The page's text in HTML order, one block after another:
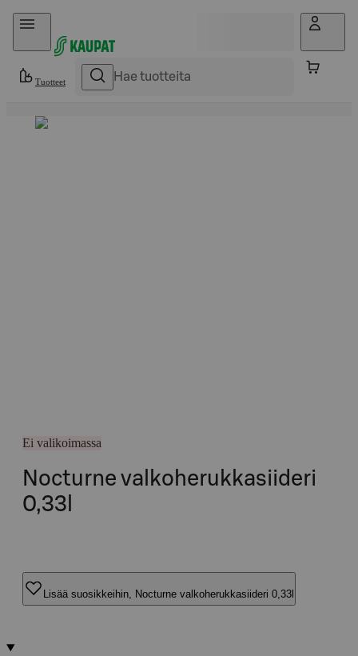
Hyppää sisältöön
Tuotteet
Ei valikoimassa
Nocturne valkoherukkasiideri
0,33l
Lisää suosikkeihin, Nocturne valkoherukkasiideri 0,33l